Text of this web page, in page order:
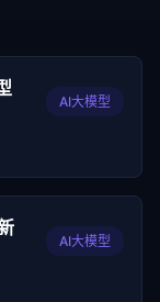
AI大模型
AI大模型